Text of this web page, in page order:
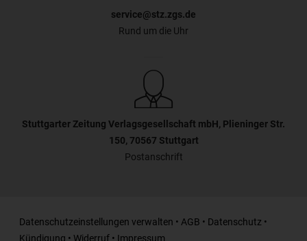
service@stz.zgs.de
Rund um die Uhr
Stuttgarter Zeitung Verlagsgesellschaft mbH, Plieninger Str.
150, 70567 Stuttgart
Postanschrift
Datenschutzeinstellungen verwalten • AGB • Datenschutz •
Kündigung • Widerruf • Impressum